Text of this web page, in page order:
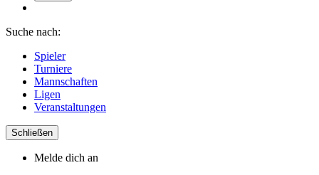
Suche nach:
Spieler
Turniere
Mannschaften
Ligen
Veranstaltungen
Schließen
Melde dich an